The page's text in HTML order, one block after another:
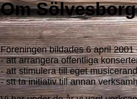
Om
Föreningen bildades 6 april
- att arrangera offentliga
- att stimulera till eget
- stt ta initiativ till annan